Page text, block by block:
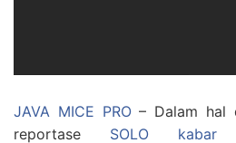
JAVA MICE PRO– Dalam hal
reportase SOLO kabar /